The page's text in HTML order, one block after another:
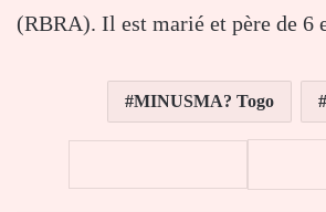
(RBRA). Il est marié et père de 6
MINUSMA? Togo